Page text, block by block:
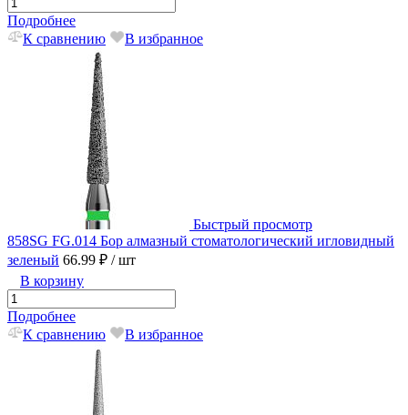
Подробнее
К сравнению
В избранное
Быстрый просмотр
858SG FG.014 Бор алмазный стоматологический игловидный
зеленый 66.99 ₽ / шт
В корзину
Подробнее
К сравнению
В избранное